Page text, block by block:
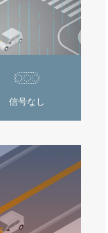
信号なし